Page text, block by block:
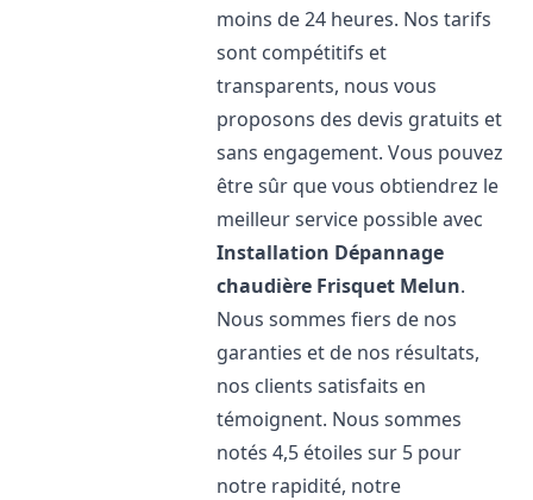
moins de 24 heures. Nos tarifs
sont compétitifs et
transparents, nous vous
proposons des devis gratuits et
sans engagement. Vous pouvez
être sûr que vous obtiendrez le
meilleur service possible avec
Installation Dépannage
chaudière Frisquet Melun.
Nous sommes fiers de nos
garanties et de nos résultats,
nos clients satisfaits en
témoignent. Nous sommes
notés 4,5 étoiles sur 5 pour
notre rapidité, notre